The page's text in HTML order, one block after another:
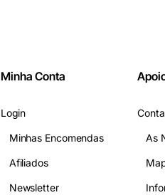
Minha Conta
Login
Minhas Encomendas
Afiliados
Newsletter
As